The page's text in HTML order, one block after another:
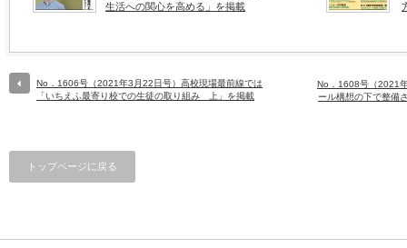
生活への関心を高める」を掲載
No．1606号（2021年3月22日号）高校現場最前線では
「いちえふ最寄り校での生徒の取り組み 上」を掲載
No．1608号（2021
ール構想の下で整備
トップページに戻る